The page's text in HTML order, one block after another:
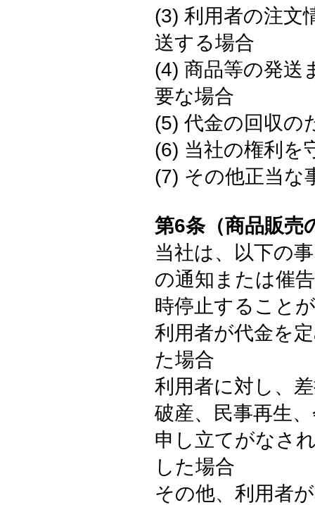
(3) 利用者の注文
送する場合
(4) 商品等の発送
要な場合
(5) 代金の回収の
(6) 当社の権利を
(7) その他正当な
第6条（商品販売
当社は、以下の
の通知または催
時停止すること
利用者が代金を
た場合
利用者に対し、
破産、民事再生
申し立てがなさ
した場合
その他、利用者